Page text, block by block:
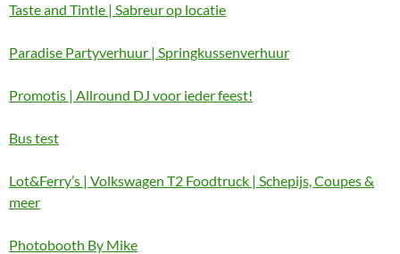
Taste and Tintle | Sabreur op locatie
Paradise Partyverhuur | Springkussenverhuur
Promotis | Allround DJ voor ieder feest!
Bus test
Lot&Ferry’s | Volkswagen T2 Foodtruck | Schepijs, Coupes &
meer
Photobooth By Mike